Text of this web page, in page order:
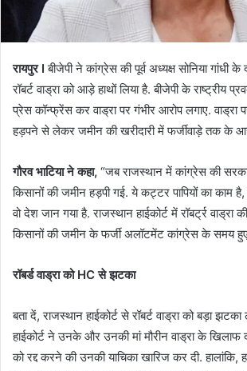
रायपुर I बीजेपी ने कांग्रेस की पूर्व अध्यक्ष सोनिया गांधी के
रॉबर्ट वाड्रा को आड़े हाथों लिया है. बीजेपी के राष्ट्रीय
प्रेस कॉन्फ्रेंस कर वाड्रा पर गंभीर आरोप लगाए. वाड्रा
हड़पने से लेकर जमीन की खरीदारी में फर्जीवाड़े तक के
गौरव भाटिया ने कहा, “जब राजस्थान में कांग्रेस की
किसानों की जमीन हड़पी गई. ये कट्टर पापियों का काम
वो देश जान गया है. राजस्थान हाईकोर्ट में रॉबर्ट्र
किसानों की जमीन के फर्जी अलॉटमेंट कांग्रेस के समय
रॉबर्ड वाड्रा को HC से झटका
बता दें, राजस्थान हाईकोर्ट से रॉबर्ट वाड्रा को बड़ा
हाईकोर्ट ने उनके और उनकी मां मौरीन वाड्रा के खिलाफ
को रद्द करने की उनकी याचिका खारिज कर दी. हालांकि,